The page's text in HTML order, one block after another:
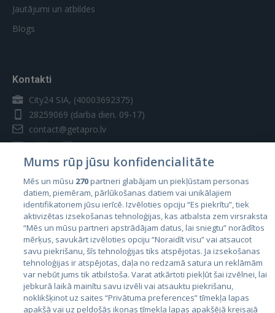
Jautājumi un atbildes
Blogs
Kontakti
City24 SIA, (40003692375)
28259069 (darba dien. 09-17)
contact@getapro.lv
Valstis
Igaunija
Latvija
Lietuva
Mums rūp jūsu konfidencialitāte
Mēs un mūsu 270partneri glabājam un piekļūstam personas
datiem, piemēram, pārlūkošanas datiem vai unikālajiem
identifikatoriem jūsu ierīcē. Izvēloties opciju “Es piekrītu”, tiek
aktivizētas izsekošanas tehnoloģijas, kas atbalsta zem virsraksta
“Mēs un mūsu partneri apstrādājam datus, lai sniegtu” norādītos
mērķus, savukārt izvēloties opciju “Noraidīt visu” vai atsaucot
savu piekrišanu, šīs tehnoloģijas tiks atspējotas. Ja izsekošanas
tehnoloģijas ir atspējotas, daļa no redzamā satura un reklāmām
var nebūt jums tik atbilstoša. Varat atkārtoti piekļūt šai izvēlnei, lai
jebkurā laikā mainītu savu izvēli vai atsauktu piekrišanu,
noklikšķinot uz saites “Privātuma preferences” tīmekļa lapas
apakšā vai uz peldošās ikonas tīmekļa lapas apakšējā kreisajā